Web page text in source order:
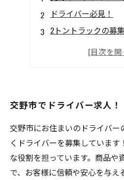
ドライバー必見！
2トントラックの募
交野市で働こう！
交野市でドライバー求人！
交野市にお住まいのドライバー
くドライバーを募集していま
な役割を担っています。商品や
で、お客様に信頼や安心を与え